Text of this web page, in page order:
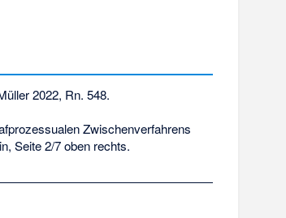
2022, Rn. 548.
Zwischenverfahrens
Seite 2/7 oben rechts.